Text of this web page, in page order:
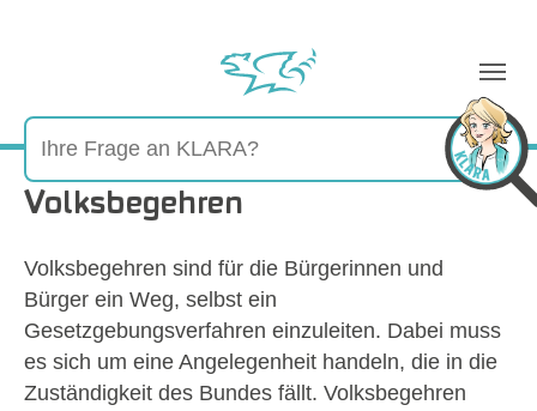
Sie sind hier:
Volksbegehren
Volksbegehren sind für die Bürgerinnen und
Bürger ein Weg, selbst ein
Gesetzgebungsverfahren einzuleiten. Dabei muss
es sich um eine Angelegenheit handeln, die in die
Zuständigkeit des Bundes fällt. Volksbegehren